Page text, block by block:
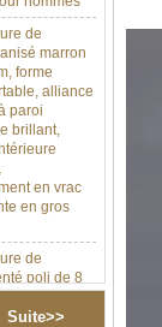
de
marron
forme
alliance
paroi
brillant,
en vrac
en gros
de
poli de 8
centrale
avec
Suite>>